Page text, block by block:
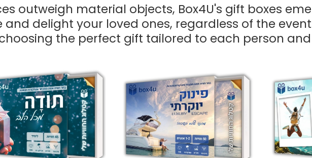
outweigh material objects, Box4U's gift boxes
and delight your loved ones, regardless of the
the perfect gift tailored to each person and